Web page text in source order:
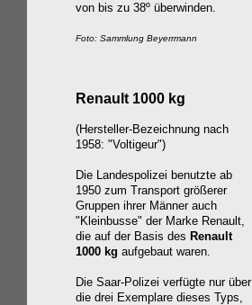
von bis zu 38º überwinden.
Foto: Sammlung Beyerrmann
Renault 1000 kg
(Hersteller-Bezeichnung nach
1958: "Voltigeur")
Die Landespolizei benutzte ab
1950 zum Transport größerer
Gruppen ihrer Männer auch
"Kleinbusse" der Marke Renault,
die auf der Basis des Renault
1000 kg aufgebaut waren.
Die Saar-Polizei verfügte nur über
die drei Exemplare dieses Typs,